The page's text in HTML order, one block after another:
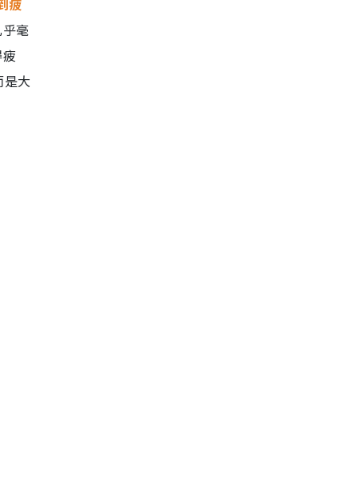
疲
毫
大